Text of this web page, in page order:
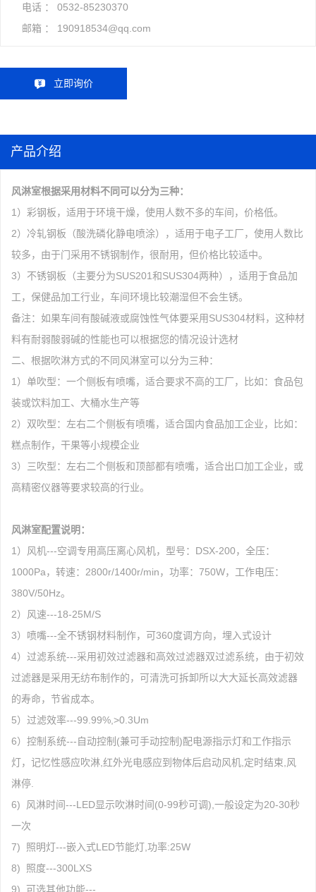
电话 ： 0532-85230370
邮箱 ： 190918534@qq.com
立即询价
产品介绍
风淋室根据采用材料不同可以分为三种：
1）彩钢板，适用于环境干燥，使用人数不多的车间，价格低。
2）冷轧钢板（酸洗磷化静电喷涂），适用于电子工厂，使用人数比
较多，由于门采用不锈钢制作，很耐用，但价格比较适中。
3）不锈钢板（主要分为SUS201和SUS304两种），适用于食品加
工，保健品加工行业，车间环境比较潮湿但不会生锈。
备注：如果车间有酸碱液或腐蚀性气体要采用SUS304材料，这种材
料有耐弱酸弱碱的性能也可以根据您的情况设计选材
二、根据吹淋方式的不同风淋室可以分为三种：
1）单吹型：一个侧板有喷嘴，适合要求不高的工厂，比如：食品包
装或饮料加工、大桶水生产等
2）双吹型：左右二个侧板有喷嘴，适合国内食品加工企业，比如：
糕点制作，干果等小规模企业
3）三吹型：左右二个侧板和顶部都有喷嘴，适合出口加工企业，或
高精密仪器等要求较高的行业。
风淋室配置说明：
1）风机---空调专用高压离心风机，型号：DSX-200，全压：
1000Pa，转速：2800r/1400r/min，功率：750W，工作电压：
380V/50Hz。
2）风速---18-25M/S
3）喷嘴---全不锈钢材料制作，可360度调方向，埋入式设计
4）过滤系统---采用初效过滤器和高效过滤器双过滤系统，由于初效
过滤器是采用无纺布制作的，可清洗可拆卸所以大大延长高效滤器
的寿命，节省成本。
5）过滤效率---99.99%,>0.3Um
6）控制系统---自动控制(兼可手动控制)配电源指示灯和工作指示
灯，记忆性感应吹淋,红外光电感应到物体后启动风机,定时结束,风
淋停.
6) 风淋时间---LED显示吹淋时间(0-99秒可调),一般设定为20-30秒
一次
7) 照明灯---嵌入式LED节能灯,功率:25W
8) 照度---300LXS
9) 可选其他功能---